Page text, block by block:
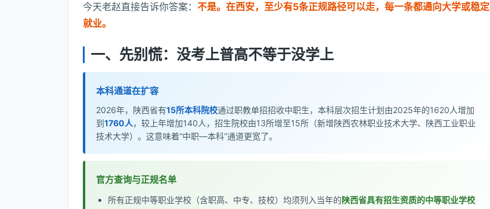
今天老赵直接告诉你答案： 不是。在西安，至少有5条正规路径可以走，每一条都通向大学或稳定
就业。
一、先别慌：没考上普高不等于没学上
本科通道在扩容
2026年，陕西省有15所本科院校通过职教单招招收中职生，本科层次招生计划由2025年的1620人增加
到1760人，较上年增加140人，招生院校由13所增至15所（新增陕西农林职业技术大学、陕西工业职业
技术大学）。这意味着“中职—本科”通道更宽了。
官方查询与正规名单
所有正规中等职业学校（含职高、中专、技校）均须列入当年的陕西省具有招生资质的中等职业学校